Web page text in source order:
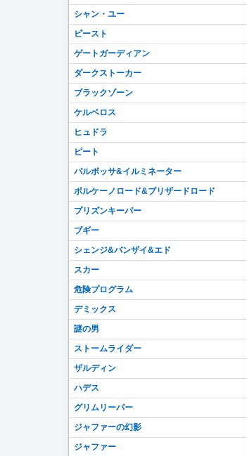
シャン・ユー
ビースト
ゲートガーディアン
ダークストーカー
ブラックゾーン
ケルベロス
ヒュドラ
ピート
バルボッサ&イルミネーター
ボルケーノロード&ブリザードロード
プリズンキーパー
ブギー
シェンジ&バンザイ&エド
スカー
危険プログラム
デミックス
謎の男
ストームライダー
ザルディン
ハデス
グリムリーパー
ジャファーの幻影
ジャファー